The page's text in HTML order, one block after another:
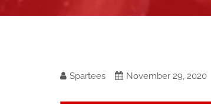
Spartees November 29, 2020